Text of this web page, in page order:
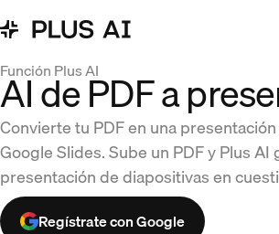
Función Plus AI
AI de PDF a
Convierte tu PDF en una
Google Slides. Sube un PDF y Plus AI
presentación de diapositivas en
Regístrate con Google